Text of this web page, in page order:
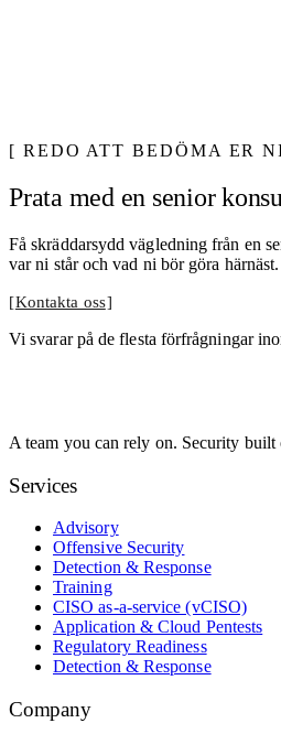
REDO ATT BEDÖMA ER
Prata med en senior
Få skräddarsydd vägledning från en
var ni står och vad ni bör göra härnäst.
Kontakta oss
Vi svarar på de flesta förfrågningar
A team you can rely on. Security built
Services
Advisory
Offensive Security
Detection & Response
Training
CISO as-a-service (vCISO)
Application & Cloud Pentests
Regulatory Readiness
Detection & Response
Company